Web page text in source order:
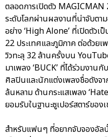
ตลอดการเปิดตัว
ระดับโลกผ่านผลงานที่น่าจับตา
อย่าง ‘High Alone’ ที่เปิดตัว
22 ประเทศและภูมิภาค ต่อด้วยเ
วิวทะลุ 32 ล้านครั้งบน
มาเพลง ‘BUCK’ ที่ได้ร่วมงาน
ศิลปินและนักแต่งเพลงชื่อดังจ
ล้นหลาม ด้านกระแสเพลง
ยอมรับในฐานะซูเปอร์สตาร์ของ
สำหรับแฟนๆ ที่อยากจับจองอั